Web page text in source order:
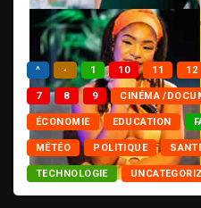
^ - 1 10 11 12
7 8 9 CINÉMA /
ÉCONOMIE EDUCATION
MÉTÉO POLITIQUE
TECHNOLOGIE